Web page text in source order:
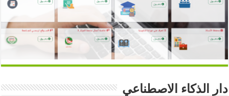
دار الذكاء الاصطناعي